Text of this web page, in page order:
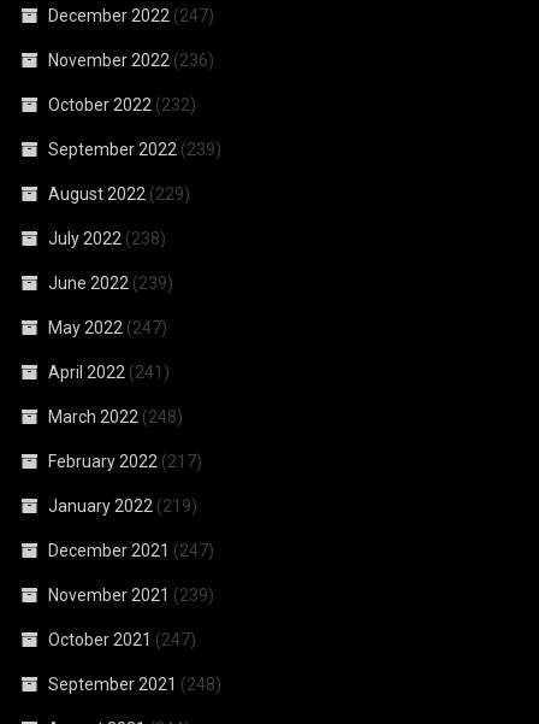
December 2022 (247)
November 2022 (236)
October 2022 (232)
September 2022 (239)
August 2022 (229)
July 2022 (238)
June 2022 (239)
May 2022 (247)
April 2022 (241)
March 2022 (248)
February 2022 (217)
January 2022 (219)
December 2021 (247)
November 2021 (239)
October 2021 (247)
September 2021 (248)